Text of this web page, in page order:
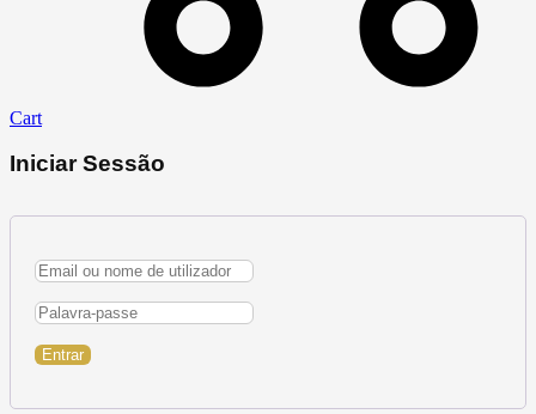
Cart
Iniciar Sessão
Entrar